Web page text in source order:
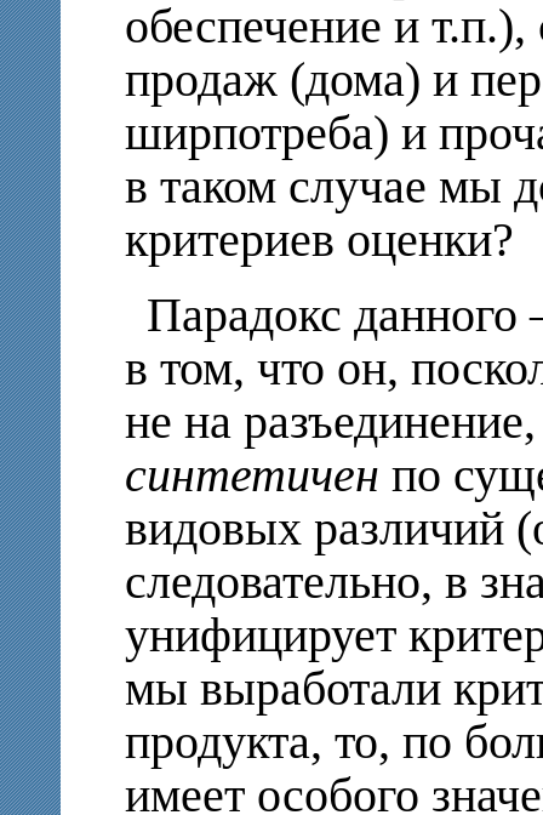
обеспечение и
продаж (дома) и
ширпотреба) и
в таком случае мы
критериев оценки?
Парадокс
в том, что он,
не на
синтетичен по
видовых различий
следовательно, в
унифицирует
мы выработали
продукта, то, по
имеет особого